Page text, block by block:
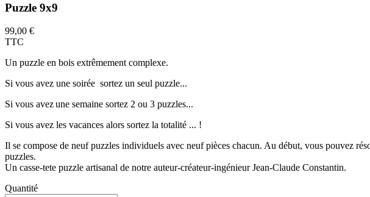
Puzzle 9x9
99,00 €
TTC
Un puzzle en bois extrêmement complexe.
Si vous avez une soirée sortez un seul puzzle...
Si vous avezune semaine sortez 2 ou 3 puzzles...
Si vous avez les vacances alors sortez la totalité ... !
Il se compose de neuf puzzles individuels avec neuf pièces chacun. Au début, vous pouvez
puzzles.
Un casse-tete puzzle artisanal de notre auteur-créateur-ingénieur Jean-Claude Constantin.
Quantité